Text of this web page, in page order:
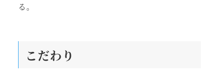
る。
こだわり